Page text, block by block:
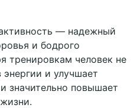
— надежный
и бодрого
тренировкам человек не
и улучшает
значительно повышает